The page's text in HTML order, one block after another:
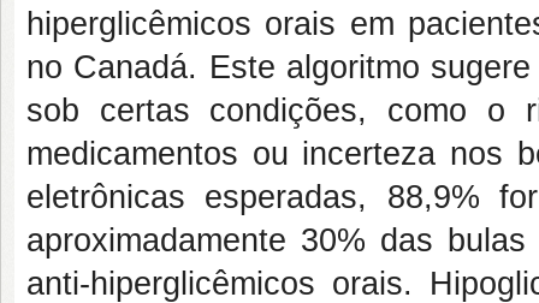
hiperglicêmicos orais em
no Canadá. Este algoritmo
sob certas condições, como o
medicamentos ou incerteza nos
eletrônicas esperadas, 88,9%
aproximadamente 30% das
anti-hiperglicêmicos orais.